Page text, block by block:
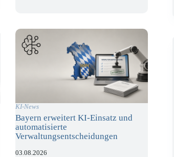
KI-News
Bayern erweitert KI-Einsatz und
automatisierte
Verwaltungsentscheidungen
03.08.2026